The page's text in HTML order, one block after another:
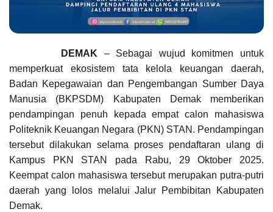
DEMAK – Sebagai wujud komitmen untuk
memperkuat ekosistem tata kelola keuangan daerah,
Badan Kepegawaian dan Pengembangan Sumber Daya
Manusia (BKPSDM) Kabupaten Demak memberikan
pendampingan penuh kepada empat calon mahasiswa
Politeknik Keuangan Negara (PKN) STAN. Pendampingan
tersebut dilakukan selama proses pendaftaran ulang di
Kampus PKN STAN pada Rabu, 29 Oktober 2025.
Keempat calon mahasiswa tersebut merupakan putra-putri
daerah yang lolos melalui Jalur Pembibitan Kabupaten
Demak.